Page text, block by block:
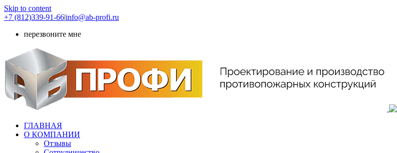
Skip to content
+7 (812)339-91-66|info@ab-profi.ru
перезвоните мне
ГЛАВНАЯ
О КОМПАНИИ
Отзывы